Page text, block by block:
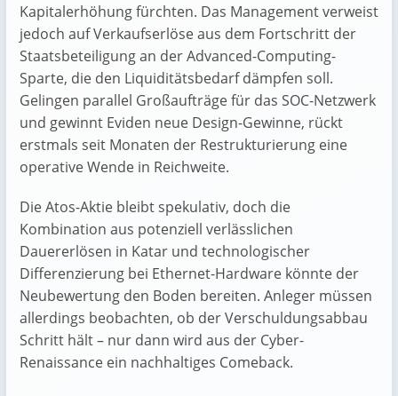
Kapitalerhöhung fürchten. Das Management verweist
jedoch auf Verkaufs­erlöse aus dem Fortschritt der
Staats­beteiligung an der Advanced-Computing-
Sparte, die den Liquiditäts­bedarf dämpfen soll.
Gelingen parallel Großaufträge für das SOC-Netzwerk
und gewinnt Eviden neue Design-Gewinne, rückt
erstmals seit Monaten der Restrukturierung eine
operative Wende in Reichweite.
Die Atos-Aktie bleibt spekulativ, doch die
Kombination aus potenziell verlässlichen
Dauererlösen in Katar und technologischer
Differenzierung bei Ethernet-Hardware könnte der
Neubewertung den Boden bereiten. Anleger müssen
allerdings beobachten, ob der Verschuldungs­abbau
Schritt hält – nur dann wird aus der Cyber-
Renaissance ein nachhaltiges Comeback.